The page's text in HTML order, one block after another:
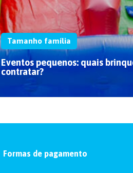
Evento de dia das mães: 6
de como planejar!
No artigo, a Baby Heróis te mostra
planejar um bom evento de dia das
Confira as dicas!
Tamanho família
Eventos pequenos: quais
contratar?
Formas de pagamento